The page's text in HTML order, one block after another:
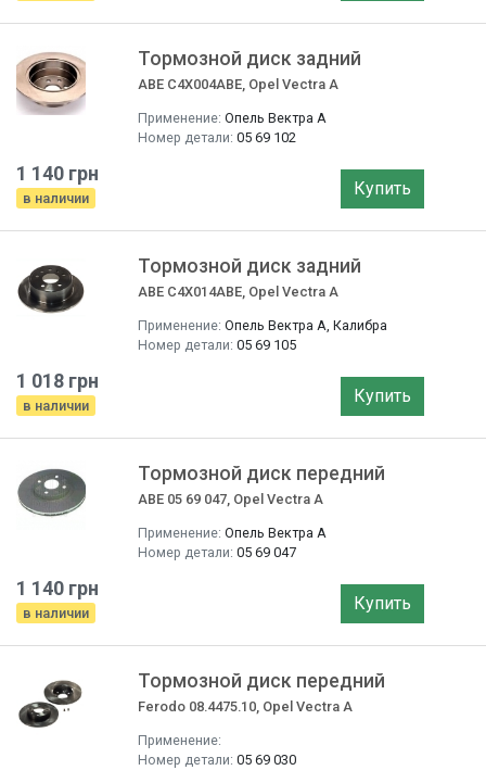
Тормозной диск задний
ABE C4X004ABE, Opel Vectra A
Применение: Опель Вектра A
Номер детали: 05 69 102
1 140 грн
в наличии Купить
Тормозной диск задний
ABE C4X014ABE, Opel Vectra A
Применение: Опель Вектра A, Калибра
Номер детали: 05 69 105
1 018 грн
в наличии Купить
Тормозной диск передний
ABE 05 69 047, Opel Vectra A
Применение: Опель Вектра A
Номер детали: 05 69 047
1 140 грн
в наличии Купить
Тормозной диск передний
Ferodo 08.4475.10, Opel Vectra A
Применение:
Номер детали: 05 69 030